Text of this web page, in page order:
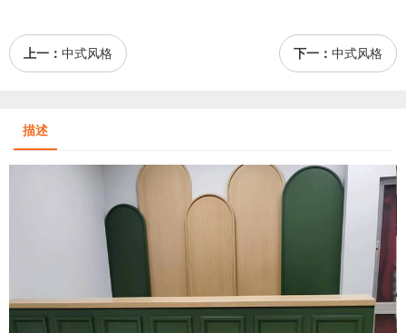
上一： 中式风格 下一： 中式风格
描述